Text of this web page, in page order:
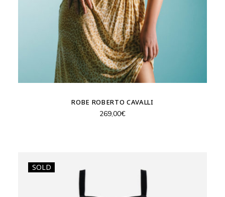
ROBE ROBERTO CAVALLI
269,00€
SOLD